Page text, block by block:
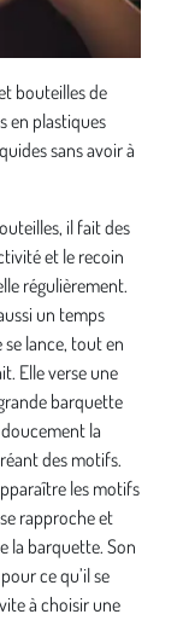
bouteilles de
en plastiques
sans avoir à
il fait des
et le recoin
régulièrement.
un temps
lance, tout en
Elle verse une
barquette
la
des motifs.
les motifs
rapproche et
la barquette. Son
ce qu’il se
à choisir une